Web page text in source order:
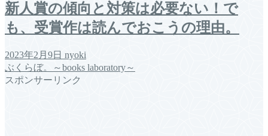
新人賞の傾向と対策は必要ない！で
も、受賞作は読んでおこうの理由。
2023年2月9日 nyoki
ぶくらぼ。～books laboratory～
スポンサーリンク